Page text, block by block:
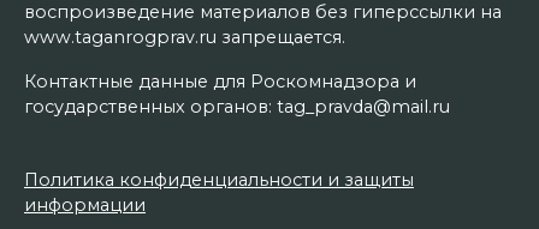
воспроизведение материалов без гиперссылки на
www.taganrogprav.ru запрещается.
Контактные данные для Роскомнадзора и
государственных органов: tag_pravda@mail.ru
Политика конфиденциальности и защиты
информации